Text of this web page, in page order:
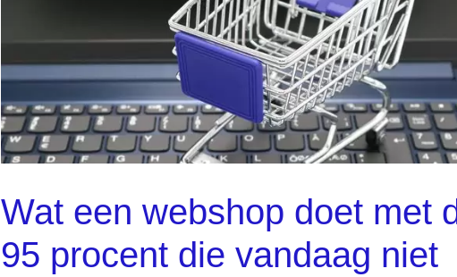
Wat een webshop doet met
95 procent die vandaag niet